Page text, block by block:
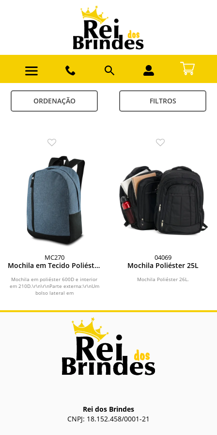
ORDENAÇÃO FILTROS
MC270
Mochila em Tecido Poliéster
Mochila em poliéster 600D e interior
em 210D.\r\n\r\nParte externa:\r\nUm
bolso lateral em
04069
Mochila Poliéster 25L
Mochila Poliéster 26L.
Rei dos Brindes
CNPJ: 18.152.458/0001-21